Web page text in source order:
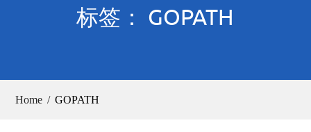
标签： GOPATH
Home GOPATH